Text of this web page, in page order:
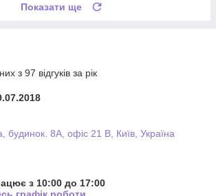
Показати ще
з 97 відгуків за рік
будинок. 8А, офіс 21 В, Київ, Україна
з 10:00 до 17:00